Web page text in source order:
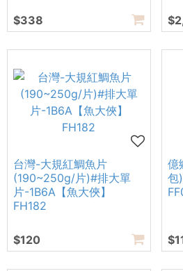
$338
台灣-大規紅鯛魚片
(190~250g/片)#排大單
片-1B6A【魚大俠】
FH182
$120
億
包